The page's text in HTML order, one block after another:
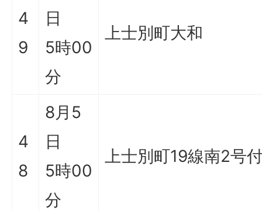
4
9
日
5時00
分
上士別町大和
4
8
8月5
日
5時00
分
上士別町19線南2号